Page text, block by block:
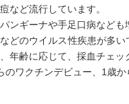
など流行しています。
ンギーナや手足口病なども
どのウイルス性疾患が多
年齢に応じて、採血チェ
ワクチンデビュー、1歳